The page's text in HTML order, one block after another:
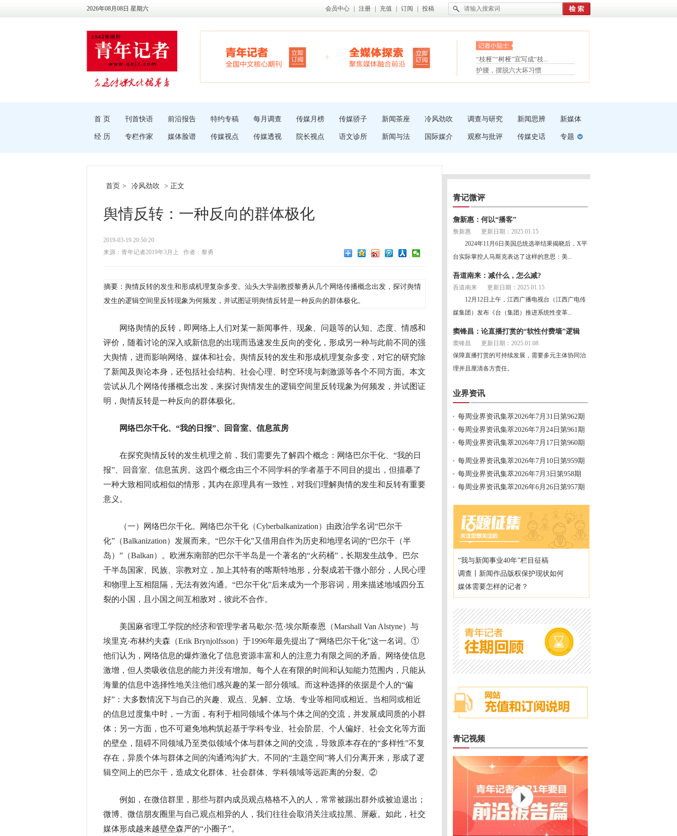
2026年08月08日 星期六 会员中心 注册 充值 订阅 投稿
眼白变红或是结膜下出血
“枝桠”“树桠”宜写成“枝...
夏天缓解疲劳有三招
护腰，摆脱六大坏习惯
受伤了冰敷还是热敷
首 页 刊首快语 前沿报告 特约专稿 每月调查 传媒月榜 传媒骄子 新闻茶座 冷风劲吹 调查与研究 新闻思辨 新媒体
经 历 专栏作家 媒体脸谱 传媒视点 传媒透视 院长视点 语文诊所 新闻与法 国际媒介 观察与批评 传媒史话 专题
首页 > 冷风劲吹 > 正文
舆情反转：一种反向的群体极化
2019-03-19 20:50:20
来源：青年记者2019年3月上
作者：黎勇
摘要：舆情反转的发生和形成机理复杂多变。汕头大学副教授黎勇从几个网络传播概念出发，探讨舆情
发生的逻辑空间里反转现象为何频发，并试图证明舆情反转是一种反向的群体极化。
网络舆情的反转，即网络上人们对某一新闻事件、现象、问题等的认知、态度、情感和
评价，随着讨论的深入或新信息的出现而迅速发生反向的变化，形成另一种与此前不同的强
大舆情，进而影响网络、媒体和社会。舆情反转的发生和形成机理复杂多变，对它的研究除
了新闻及舆论本身，还包括社会结构、社会心理、时空环境与刺激源等各个不同方面。本文
尝试从几个网络传播概念出发，来探讨舆情发生的逻辑空间里反转现象为何频发，并试图证
明，舆情反转是一种反向的群体极化。
网络巴尔干化、“我的日报”、回音室、信息茧房
在探究舆情反转的发生机理之前，我们需要先了解四个概念：网络巴尔干化、“我的日
报”、回音室、信息茧房。这四个概念由三个不同学科的学者基于不同目的提出，但描摹了
一种大致相同或相似的情形，其内在原理具有一致性，对我们理解舆情的发生和反转有重要
意义。
（一）网络巴尔干化。
网络巴尔干化（Cyberbalkanization）由政治学名词“巴尔干
化”（Balkanization）发展而来。“巴尔干化”又借用自作为历史和地理名词的“巴尔干（半
岛）”（Balkan）。欧洲东南部的巴尔干半岛是一个著名的“火药桶”，长期发生战争。巴尔
干半岛国家、民族、宗教对立，加上其特有的喀斯特地形，分裂成若干微小部分，人民心理
和物理上互相阻隔，无法有效沟通。“巴尔干化”后来成为一个形容词，用来描述地域四分五
裂的小国，且小国之间互相敌对，彼此不合作。
美国麻省理工学院的经济和管理学者马歇尔·范·埃尔斯泰恩（Marshall Van Alstyne）与
埃里克·布林约夫森（Erik Brynjolfsson）于1996年最先提出了“网络巴尔干化”这一名词。①
他们认为，网络信息的爆炸激化了信息资源丰富和人的注意力有限之间的矛盾。网络使信息
激增，但人类吸收信息的能力并没有增加。每个人在有限的时间和认知能力范围内，只能从
海量的信息中选择性地关注他们感兴趣的某一部分领域。而这种选择的依据是个人的“偏
好”：大多数情况下与自己的兴趣、观点、见解、立场、专业等相同或相近。当相同或相近
的信息过度集中时，一方面，有利于相同领域个体与个体之间的交流，并发展成同质的小群
体；另一方面，也不可避免地构筑起基于学科专业、社会阶层、个人偏好、社会文化等方面
的壁垒，阻碍不同领域乃至类似领域个体与群体之间的交流，导致原本存在的“多样性”不复
存在，异质个体与群体之间的沟通鸿沟扩大。不同的“主题空间”将人们分离开来，形成了逻
辑空间上的巴尔干，造成文化群体、社会群体、学科领域等远距离的分裂。②
例如，在微信群里，那些与群内成员观点格格不入的人，常常被踢出群外或被迫退出；
微博、微信朋友圈里与自己观点相异的人，我们往往会取消关注或拉黑、屏蔽。如此，社交
媒体形成越来越壁垒森严的“小圈子”。
青记微评
詹新惠：何以“播客”
詹新惠
更新日期：2025.01.15
2024年11月6日美国总统选举结果揭晓后，X平
台实际掌控人马斯克表达了这样的意思：美...
吾道南来：减什么，怎么减?
吾道南来
更新日期：2025.01.15
12月12日上午，江西广播电视台（江西广电传
媒集团）发布《台（集团）推进系统性变革...
窦锋昌：论直播打赏的“软性付费墙”逻辑
窦锋昌
更新日期：2025.01.08
保障直播打赏的可持续发展，需要多元主体协同治
理并且厘清各方责任。
业界资讯
每周业界资讯集萃2026年7月31日第962期
每周业界资讯集萃2026年7月24日第961期
每周业界资讯集萃2026年7月17日第960期
每周业界资讯集萃2026年7月10日第959期
每周业界资讯集萃2026年7月3日第958期
每周业界资讯集萃2026年6月26日第957期
“我与新闻事业40年”栏目征稿
调查丨新闻作品版权保护现状如何
媒体需要怎样的记者？
青记视频